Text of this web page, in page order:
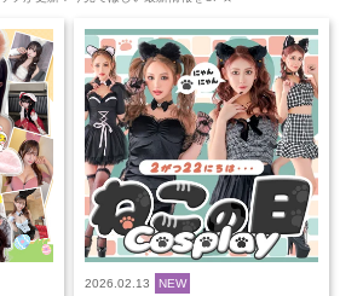
2026.02.13 NEW